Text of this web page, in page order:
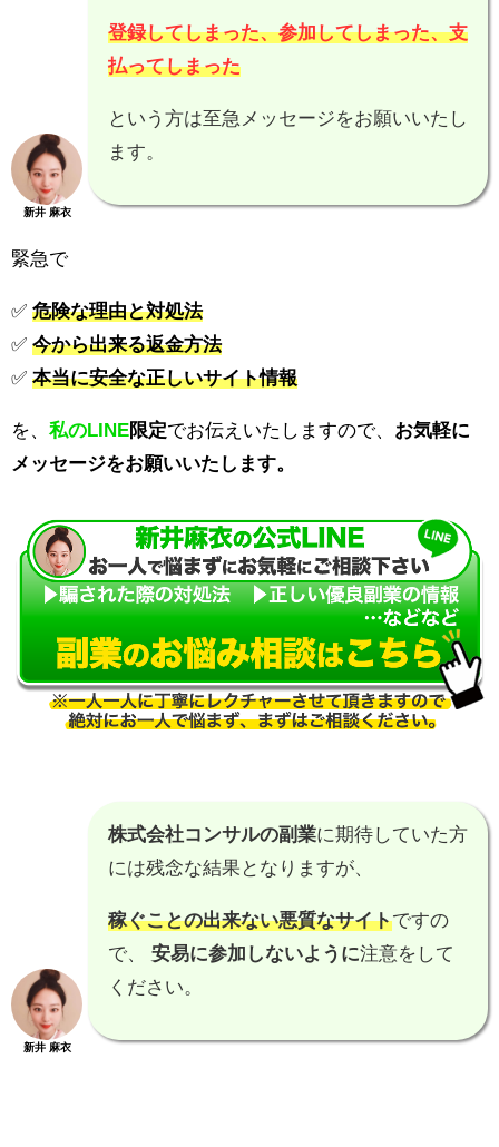
新井 麻衣
登録してしまった、参加してしまった、支
払ってしまった
という方は至急メッセージをお願いいたし
ます。
緊急で
✅ 危険な理由と対処法
✅ 今から出来る返金方法
✅ 本当に安全な正しいサイト情報
を、 私のLINE限定でお伝えいたしますので、 お気軽に
メッセージをお願いいたします。
新井 麻衣
株式会社コンサルの副業に期待していた方
には残念な結果となりますが、
稼ぐことの出来ない悪質なサイトですの
で、 安易に参加しないように注意をして
ください。